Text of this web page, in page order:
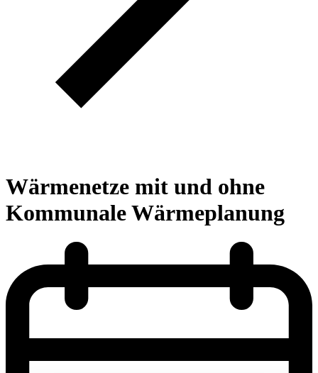
Wärmenetze mit und ohne
Kommunale Wärmeplanung